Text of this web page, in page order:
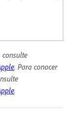
. Para conocer
.